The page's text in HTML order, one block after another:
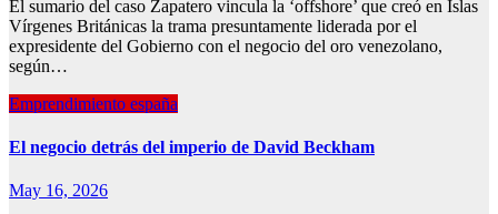
El sumario del caso Zapatero vincula la ‘offshore’ que creó en Islas
Vírgenes Británicas la trama presuntamente liderada por el
expresidente del Gobierno con el negocio del oro venezolano,
según…
Emprendimiento españa
El negocio detrás del imperio de David Beckham
May 16, 2026